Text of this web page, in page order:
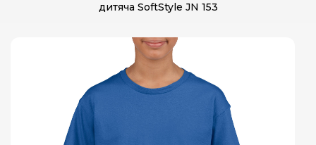
дитяча SoftStyle JN 153